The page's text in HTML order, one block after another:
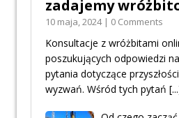
zadajemy
10 maja, 2024 | 0 Comments
Konsultacje z wróżbitami
poszukujących odpowiedzi
pytania dotyczące
wyzwań. Wśród tych pytań